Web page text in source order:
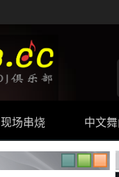
现场串烧 中文